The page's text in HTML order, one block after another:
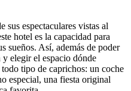
sus espectaculares vistas al
hotel es la capacidad para
sueños. Así, además de poder
elegir el espacio dónde
tipo de caprichos: un coche
especial, una fiesta original